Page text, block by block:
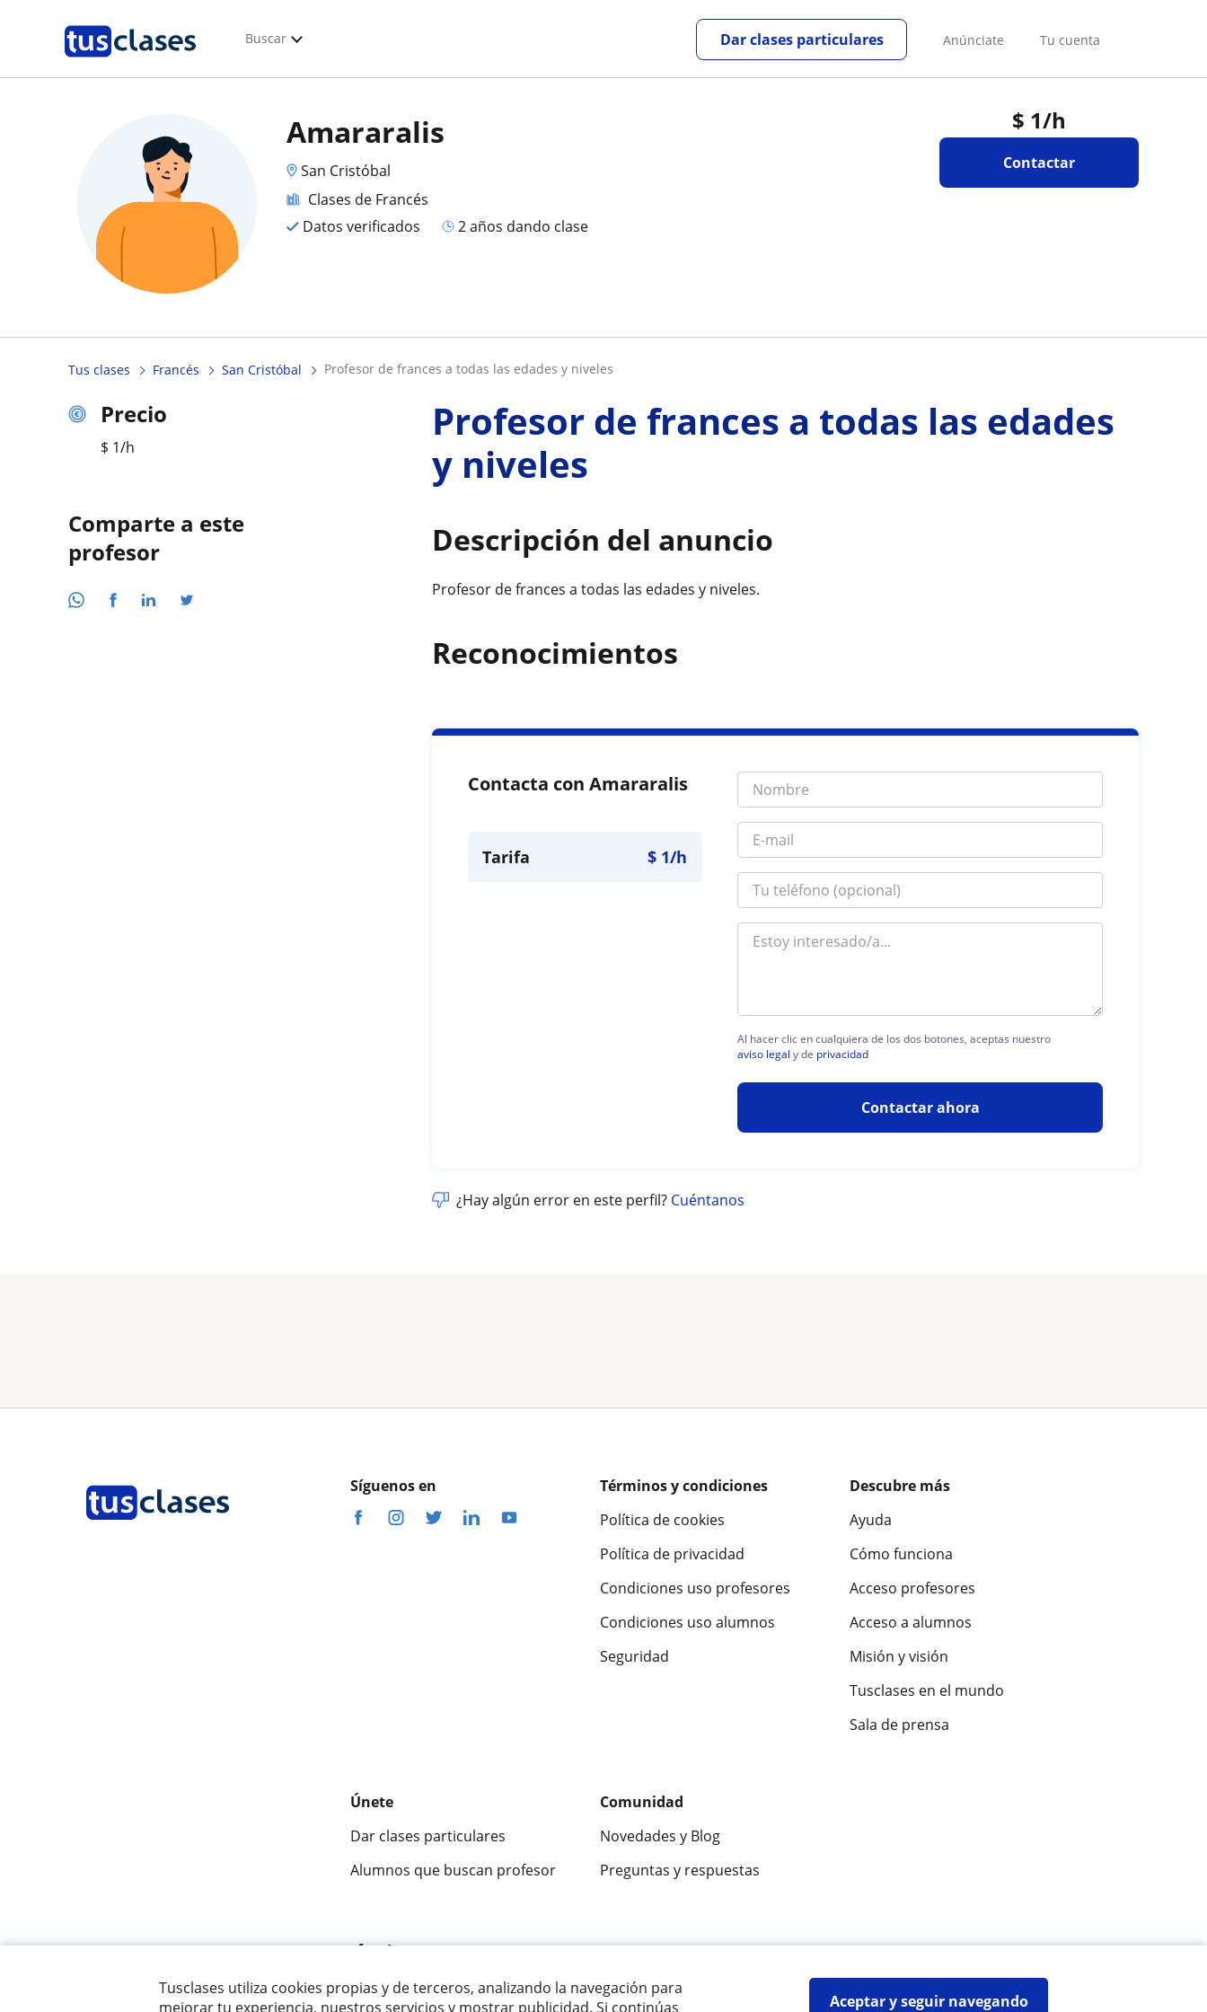
Tusclases utiliza cookies propias y de terceros, analizando la navegación para
mejorar tu experiencia, nuestros servicios y mostrar publicidad. Si continúas
Aceptar y seguir navegando
Buscar Anúnciate Tu cuenta
Dar clases particulares
$ 1/h
Contactar
Amararalis
San Cristóbal
Clases de Francés
Datos verificados
2 años dando clase
Tus clases Francés San Cristóbal profesor de frances a todas las edades y niveles
Precio
$ 1/h
Comparte a este
profesor
Profesor de frances a todas las edades
y niveles
Descripción del anuncio
Profesor de frances a todas las edades y niveles.
Reconocimientos
Contacta con Amararalis
Tarifa $ 1/h
Al hacer clic en cualquiera de los dos botones, aceptas nuestro
aviso legal y de privacidad
Contactar ahora
¿Hay algún error en este perfil? Cuéntanos
Síguenos en
Términos y condiciones
Política de cookies
Política de privacidad
Condiciones uso profesores
Condiciones uso alumnos
Seguridad
Descubre más
Ayuda
Cómo funciona
Acceso profesores
Acceso a alumnos
Misión y visión
Tusclases en el mundo
Sala de prensa
Únete
Dar clases particulares
Alumnos que buscan profesor
Comunidad
Novedades y Blog
Preguntas y respuestas
Fantástica 9,5/10 ★★★★★